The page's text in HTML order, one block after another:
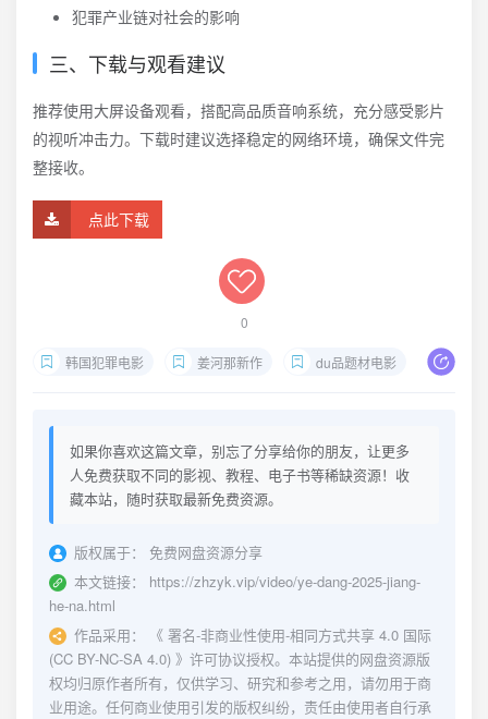
犯罪产业链对社会的影响
三、下载与观看建议
推荐使用大屏设备观看，搭配高品质音响系统，充分感受影片
的视听冲击力。下载时建议选择稳定的网络环境，确保文件完
整接收。
点此下载
0
韩国犯罪电影 姜河那新作 du品题材电影 柳海
如果你喜欢这篇文章，别忘了分享给你的朋友，让更多
人免费获取不同的影视、教程、电子书等稀缺资源！收
藏本站，随时获取最新免费资源。
版权属于：
免费网盘资源分享
本文链接：
https://zhzyk.vip/video/ye-dang-2025-jiang-
he-na.html
作品采用：
《 署名-非商业性使用-相同方式共享 4.0 国际
(CC BY-NC-SA 4.0) 》许可协议授权。本站提供的网盘资源版
权均归原作者所有，仅供学习、研究和参考之用，请勿用于商
业用途。任何商业使用引发的版权纠纷，责任由使用者自行承